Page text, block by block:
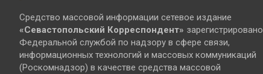
Средство массовой информации сетевое издание
«Севастопольский Корреспондент» зарегистрировано
Федеральной службой по надзору в сфере связи,
информационных технологий и массовых коммуникаций
(Роскомнадзор) в качестве средства массовой